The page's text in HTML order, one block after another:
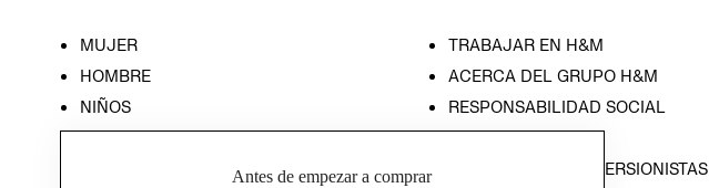
MUJER
HOMBRE
NIÑOS
HOME
TRABAJAR EN H&M
ACERCA DEL GRUPO H&M
RESPONSABILIDAD SOCIAL
PRENSA
RELACIÓN CON INVERSIONISTAS
Antes de empezar a comprar